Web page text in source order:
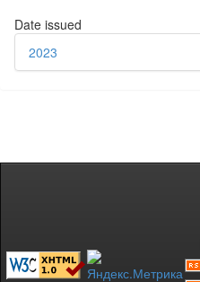
Date issued
2023